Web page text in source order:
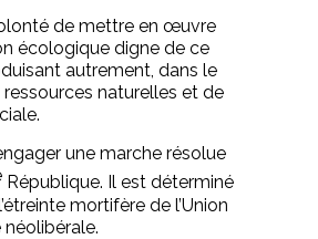
de mettre en œuvre
écologique digne de ce
autrement, dans le
naturelles et de
une marche résolue
République. Il est déterminé
mortifère de l’Union